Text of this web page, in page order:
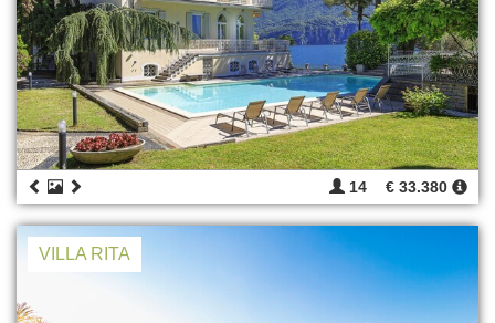
14 € 33.380
VILLA RITA